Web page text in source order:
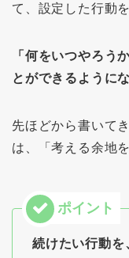
て、設定した行動
「何をいつやろう
とができるように
先ほどから書いて
は、「考える余地
続けたい行動を